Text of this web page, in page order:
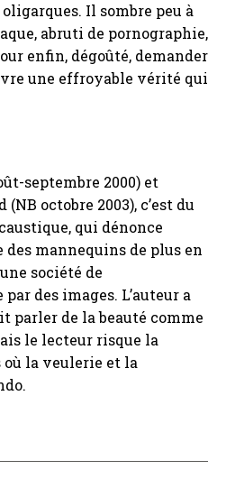
Il sombre peu à
abruti de pornographie,
enfin, dégoûté, demander
une effroyable vérité qui
septembre 2000) et
octobre 2003), c’est du
qui dénonce
mannequins de plus en
société de
des images. L’auteur a
parler de la beauté comme
le lecteur risque la
où la veulerie et la